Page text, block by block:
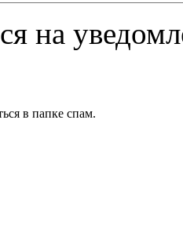
на
в папке спам.